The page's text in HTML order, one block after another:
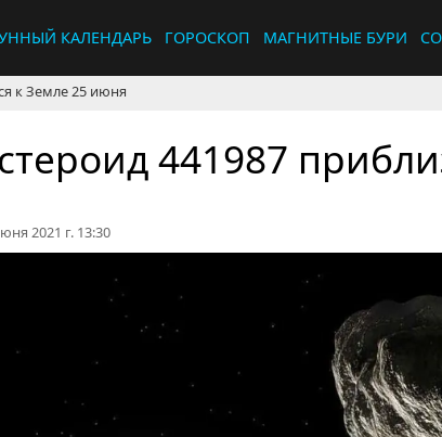
КАЛЕНДАРЬ ГОРОСКОП МАГНИТНЫЕ БУРИ
к Земле 25 июня
441987
2021 г. 13:30